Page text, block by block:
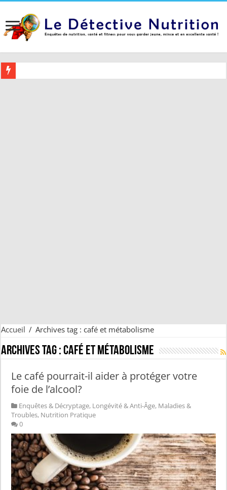
Accueil / Archives tag : café et métabolisme
Archives tag :café et métabolisme
Le café pourrait-il aider à protéger votre
foie de l’alcool?
Enquêtes & Décryptage, Longévité & Anti-Âge, Maladies &
Troubles, Nutrition Pratique
0